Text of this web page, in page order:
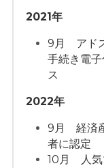
2021年
9月　アド
手続き電
ス
2022年
9月　経済
者に認定
10月　人